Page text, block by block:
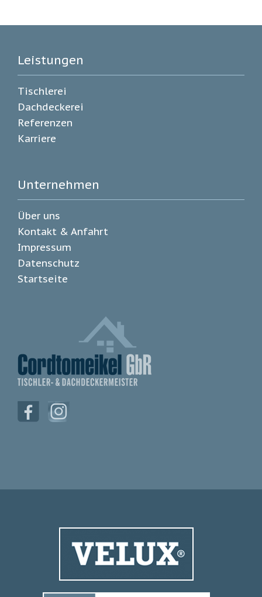
Leistungen
Tischlerei
Dachdeckerei
Referenzen
Karriere
Unternehmen
Über uns
Kontakt & Anfahrt
Impressum
Datenschutz
Startseite